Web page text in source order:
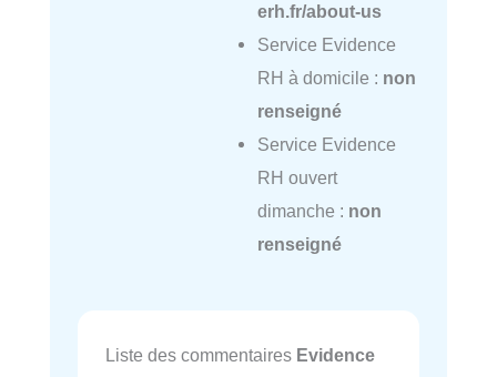
erh.fr/about-us
Service Evidence
RH à domicile : non
renseigné
Service Evidence
RH ouvert
dimanche : non
renseigné
Liste des commentaires Evidence